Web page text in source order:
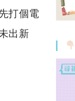
打個電
出新